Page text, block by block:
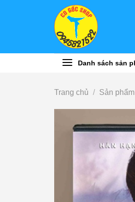
Danh sách sản
Trang chủ / Sản phẩm